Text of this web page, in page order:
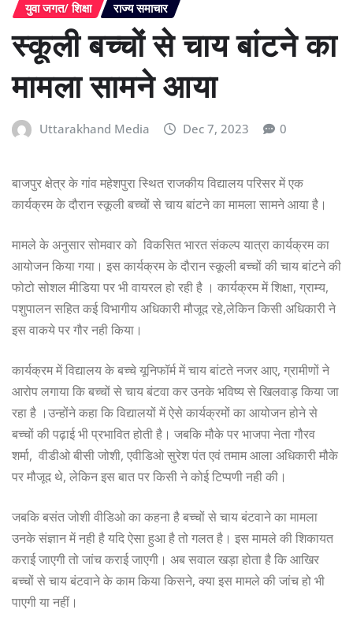
युवा जगत/ शिक्षा राज्य समाचार
स्कूली बच्चों से चाय बांटने का
मामला सामने आया
Uttarakhand Media Dec 7, 2023 0
बाजपुर क्षेत्र के गांव महेशपुरा स्थित राजकीय विद्यालय परिसर में एक
कार्यक्रम के दौरान स्कूली बच्चों से चाय बांटने का मामला सामने आया है।
मामले के अनुसार सोमवार को विकसित भारत संकल्प यात्रा कार्यक्रम का
आयोजन किया गया। इस कार्यक्रम के दौरान स्कूली बच्चों की चाय बांटने की
फोटो सोशल मीडिया पर भी वायरल हो रही है । कार्यक्रम में शिक्षा, ग्राम्य,
पशुपालन सहित कई विभागीय अधिकारी मौजूद रहे,लेकिन किसी अधिकारी ने
इस वाकये पर गौर नही किया।
कार्यक्रम में विद्यालय के बच्चे यूनिफॉर्म में चाय बांटते नजर आए, ग्रामीणों ने
आरोप लगाया कि बच्चों से चाय बंटवा कर उनके भविष्य से खिलवाड़ किया जा
रहा है ।उन्होंने कहा कि विद्यालयों में ऐसे कार्यक्रमों का आयोजन होने से
बच्चों की पढ़ाई भी प्रभावित होती है। जबकि मौके पर भाजपा नेता गौरव
शर्मा, वीडीओ बीसी जोशी, एवीडिओ सुरेश पंत एवं तमाम आला अधिकारी मौके
पर मौजूद थे, लेकिन इस बात पर किसी ने कोई टिप्पणी नही की।
जबकि बसंत जोशी वीडिओ का कहना है बच्चों से चाय बंटवाने का मामला
उनके संज्ञान में नही है यदि ऐसा हुआ है तो गलत है। इस मामले की शिकायत
कराई जाएगी तो जांच कराई जाएगी। अब सवाल खड़ा होता है कि आखिर
बच्चों से चाय बंटवाने के काम किया किसने, क्या इस मामले की जांच हो भी
पाएगी या नहीं।